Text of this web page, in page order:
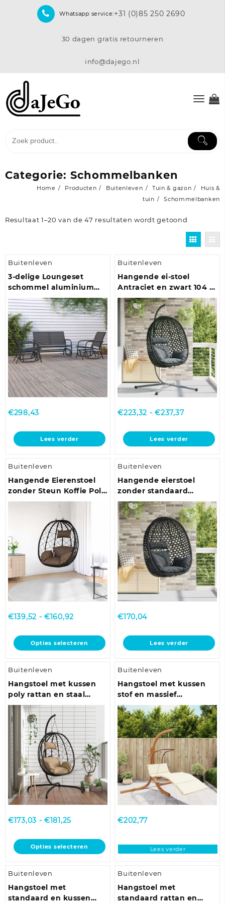
Whatsapp service:+31 (0)85 250 2690
30 dagen gratis retourneren
info@dajego.nl
Categorie: Schommelbanken
Home Producten Buitenleven Tuin & gazon
Huis &
tuin
Schommelbanken
Resultaat 1–20 van de 47 resultaten wordt getoond
Buitenleven
3-delige Loungeset
schommel aluminium
textileen zwart
€298,43
Lees verder
Buitenleven
Hangende ei-stoel
Antraciet en zwart 104 x
100 x 191 cm
€223,32 - €237,37
tot
€237,37
Lees verder
Buitenleven
Hangende Eierenstoel
zonder Steun Koffie Poly
Rattan
€139,52 - €160,92Prijsklasse:
tot
€160,92
Opties selecteren
Dit
product
meerdere
variaties.
Deze
optie
kan
gekozen
worden
op
de
productpagina
Buitenleven
Hangende eierstoel
zonder standaard
Antraciet en Zwart
€170,04
Lees verder
Buitenleven
Hangstoel met kussen
poly rattan en staal
taupe
€173,03 - €181,25Prijsklasse:
tot
€181,25
Opties selecteren
Dit
product
meerdere
variaties.
Deze
Buitenleven
Hangstoel met kussen
stof en massief
populierenhout
€202,77
Lees verder
Buitenleven
Hangstoel met
standaard en kussen
Buitenleven
Hangstoel met
standaard rattan en